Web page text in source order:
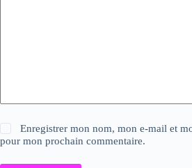
Enregistrer mon nom, mon e-mail et
pour mon prochain commentaire.